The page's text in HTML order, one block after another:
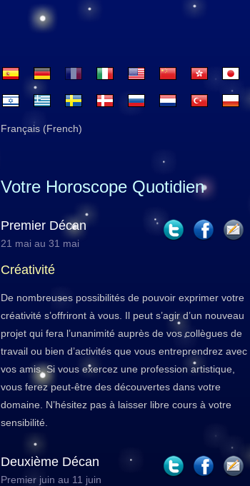
Français (French)
Votre Horoscope Quotidien
Premier Décan
21 mai au 31 mai
Créativité
De nombreuses possibilités de pouvoir exprimer votre
créativité s’offriront à vous. Il peut s’agir d’un nouveau
projet qui fera l’unanimité auprès de vos collègues de
travail ou bien d’activités que vous entreprendrez avec
vos amis. Si vous exercez une profession artistique,
vous ferez peut-être des découvertes dans votre
domaine. N’hésitez pas à laisser libre cours à votre
sensibilité.
Deuxième Décan
Premier juin au 11 juin